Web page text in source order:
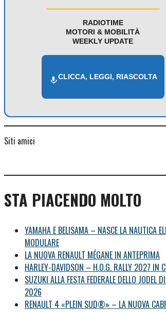
RADIOTIME
MOTORI & MOBILITÀ
WEEKLY UPDATE
CLICCA, LEGGI, RIASCOLTA
Siti amici
STA PIACENDO MOLTO
YAMAHA E BELISAMA – NASCE LA NAUTICA
MODULARE
LA NUOVA RENAULT MÉGANE IN ANTEPRIMA
HARLEY-DAVIDSON – H.O.G. RALLY 2027 IN
SUZUKI ALLA FESTA FEDERALE DELLO JODEL
2026
RENAULT 4 «PLEIN SUD®» – LA NUOVA